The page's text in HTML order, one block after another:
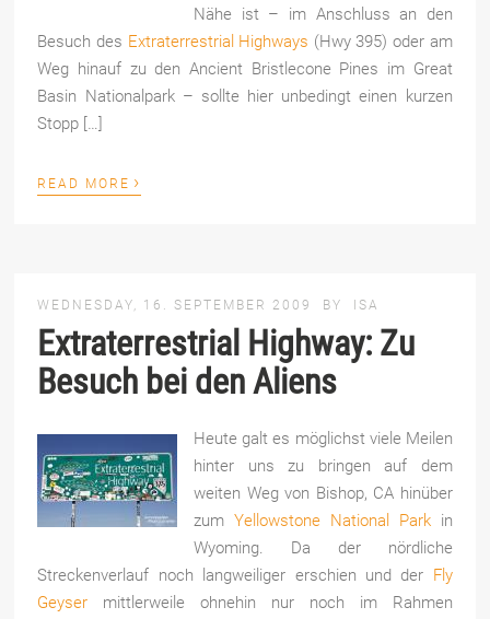
Nähe ist – im Anschluss an den
Besuch des Extraterrestrial Highways (Hwy 395) oder am
Weg hinauf zu den Ancient Bristlecone Pines im Great
Basin Nationalpark – sollte hier unbedingt einen kurzen
Stopp […]
READ MORE ›
WEDNESDAY, 16. SEPTEMBER 2009 BY ISA
Extraterrestrial Highway: Zu
Besuch bei den Aliens
Heute galt es möglichst viele Meilen
hinter uns zu bringen auf dem
weiten Weg von Bishop, CA hinüber
zumYellowstone National Parkin
Wyoming. Da der nördliche
Streckenverlauf noch langweiliger erschien und der
Fly
Geyser mittlerweile ohnehin nur noch im Rahmen